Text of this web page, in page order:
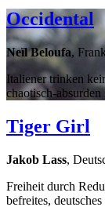
Occidental
Neïl Beloufa,
Italiener trinken
chaotisch-absurden
Tiger Girl
Jakob Lass,
Freiheit durch
befreites,